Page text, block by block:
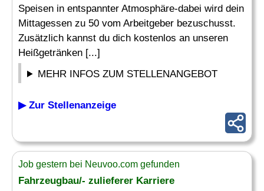
Speisen in entspannter Atmosphäre-dabei wird dein
Mittagessen zu 50 vom Arbeitgeber bezuschusst.
Zusätzlich kannst du dich kostenlos an unseren
Heißgetränken [...]
MEHR INFOS ZUM STELLENANGEBOT
▶ Zur Stellenanzeige
Job gestern bei Neuvoo.com gefunden
Fahrzeugbau/- zulieferer Karriere